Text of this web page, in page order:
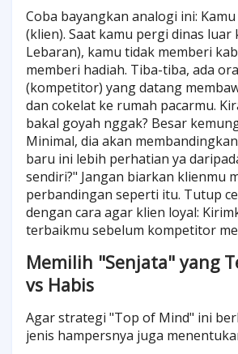
Coba bayangkan analogi ini:
(klien). Saat kamu pergi dinas
Lebaran), kamu tidak memberi
memberi hadiah. Tiba-tiba, ada
(kompetitor) yang datang
dan cokelat ke rumah pacarmu.
bakal goyah nggak? Besar
Minimal, dia akan
baru ini lebih perhatian ya
sendiri?" Jangan biarkan klienmu
perbandingan seperti itu. Tutup
dengan cara agar klien loyal:
terbaikmu sebelum kompetitor
Memilih "Senjata" yang
vs Habis
Agar strategi "Top of Mind" ini
jenis hampersnya juga